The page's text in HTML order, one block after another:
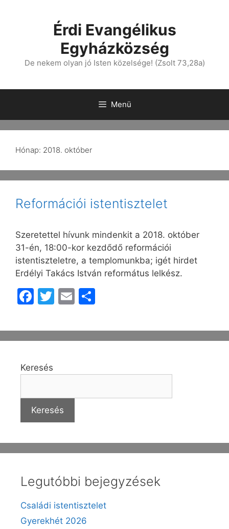
Érdi Evangélikus
Egyházközség
De nekem olyan jó Isten közelsége! (Zsolt 73,28a)
Menü
Hónap: 2018. október
Reformációi istentisztelet
Szeretettel hívunk mindenkit a 2018. október
31-én, 18:00-kor kezdődő reformációi
istentiszteletre, a templomunkba; igét hirdet
Erdélyi Takács István református lelkész.
F
c
e
b
o
o
k
T
itt
er
E
ai
l
s
z
m
e
Keresés
Keresés
Legutóbbi bejegyzések
Családi istentisztelet
Gyerekhét 2026